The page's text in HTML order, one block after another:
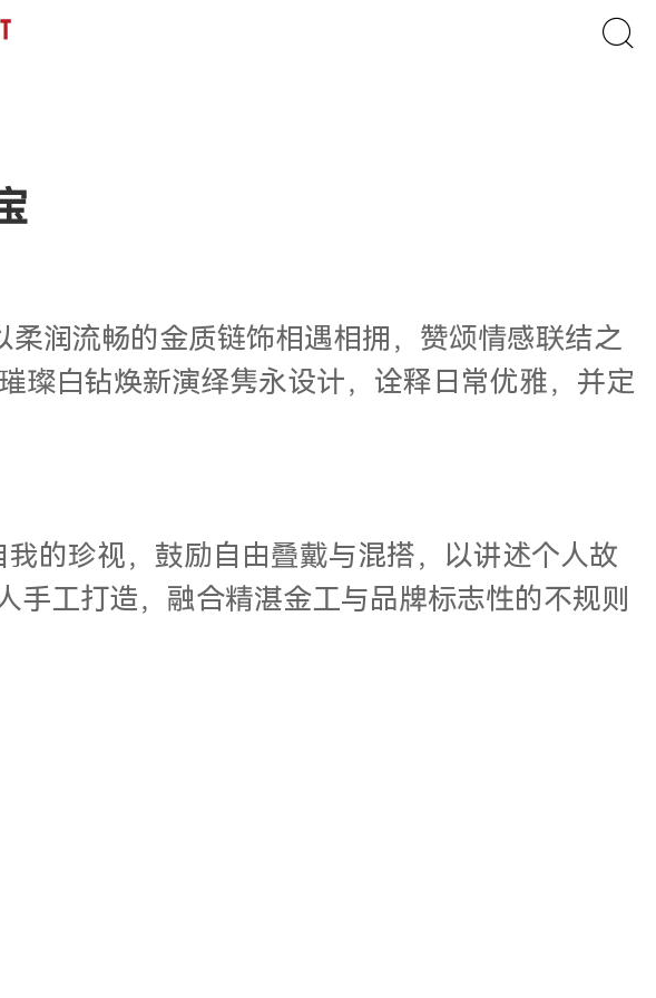
柔润流畅的金质链饰相遇相拥，赞颂情感联结之
璨白钻焕新演绎隽永设计，诠释日常优雅，并定
的珍视，鼓励自由叠戴与混搭，以讲述个人故
手工打造，融合精湛金工与品牌标志性的不规则